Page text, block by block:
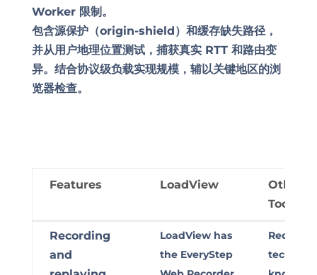
Worker 限制。
包含源保护（origin-shield）和缓存缺失路径，
并从用户地理位置测试，捕获真实 RTT 和路由变
异。结合协议级负载实现规模，辅以关键地区的浏
览器检查。
Features LoadView
Other
Tools
Features
LoadView
Other
Tools
Recording
and
LoadView has
the EveryStep
Requires
technical